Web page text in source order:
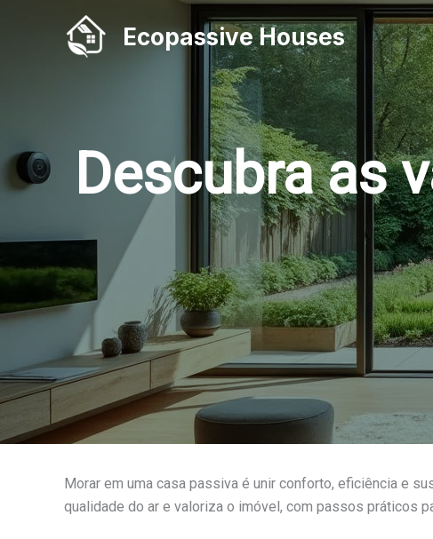
Ecopassive Houses
Descubra as
Morar em uma casa passiva é unir conforto, eficiência e
qualidade do ar e valoriza o imóvel, com passos práticos